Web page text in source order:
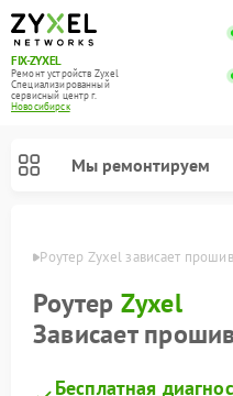
FIX-ZYXEL
Ремонт устройств Zyxel
Специализированный
cервисный центр г.
Новосибирск
Мы ремонтируем
Роутер Zyxel зависает
Роутер Zyxel
Зависает
Бесплатная